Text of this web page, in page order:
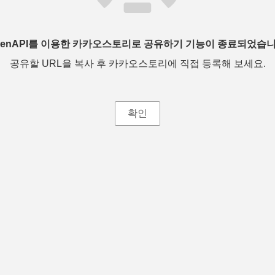
를 이용한 카카오스토리로 공유하기 기능이 종료되었습
공유할 URL을 복사 후 카카오스토리에 직접 등록해 보세요.
확인